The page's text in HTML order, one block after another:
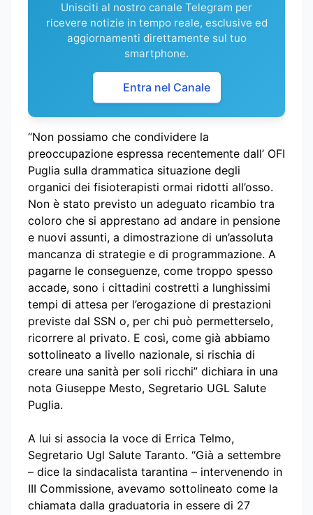
Unisciti al nostro canale Telegram per
ricevere notizie in tempo reale, esclusive ed
aggiornamenti direttamente sul tuo
smartphone.
Entra nel Canale
“Non possiamo che condividere la
preoccupazione espressa recentemente dall’ OFI
Puglia sulla drammatica situazione degli
organici dei fisioterapisti ormai ridotti all’osso.
Non è stato previsto un adeguato ricambio tra
coloro che si apprestano ad andare in pensione
e nuovi assunti, a dimostrazione di un’assoluta
mancanza di strategie e di programmazione. A
pagarne le conseguenze, come troppo spesso
accade, sono i cittadini costretti a lunghissimi
tempi di attesa per l’erogazione di prestazioni
previste dal SSN o, per chi può permetterselo,
ricorrere al privato. E così, come già abbiamo
sottolineato a livello nazionale, si rischia di
creare una sanità per soli ricchi” dichiara in una
nota Giuseppe Mesto, Segretario UGL Salute
Puglia.
A lui si associa la voce di Errica Telmo,
Segretario Ugl Salute Taranto. “Già a settembre
– dice la sindacalista tarantina – intervenendo in
III Commissione, avevamo sottolineato come la
chiamata dalla graduatoria in essere di 27